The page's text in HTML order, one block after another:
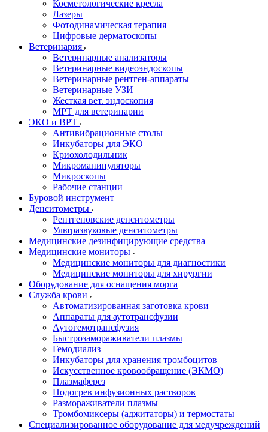
Косметологические кресла
Лазеры
Фотодинамическая терапия
Цифровые дерматоскопы
Ветеринария
Ветеринарные анализаторы
Ветеринарные видеоэндоскопы
Ветеринарные рентген-аппараты
Ветеринарные УЗИ
Жесткая вет. эндоскопия
МРТ для ветеринарии
ЭКО и ВРТ
Антивибрационные столы
Инкубаторы для ЭКО
Криохолодильник
Микроманипуляторы
Микроскопы
Рабочие станции
Буровой инструмент
Денситометры
Рентгеновские денситометры
Ультразвуковые денситометры
Медицинские дезинфицирующие средства
Медицинские мониторы
Медицинские мониторы для диагностики
Медицинские мониторы для хирургии
Оборудование для оснащения морга
Служба крови
Автоматизированная заготовка крови
Аппараты для аутотрансфузии
Аутогемотрансфузия
Быстрозамораживатели плазмы
Гемодиализ
Инкубаторы для хранения тромбоцитов
Искусственное кровообращение (ЭКМО)
Плазмаферез
Подогрев инфузионных растворов
Размораживатели плазмы
Тромбомиксеры (аджитаторы) и термостаты
Специализированное оборудование для медучреждений